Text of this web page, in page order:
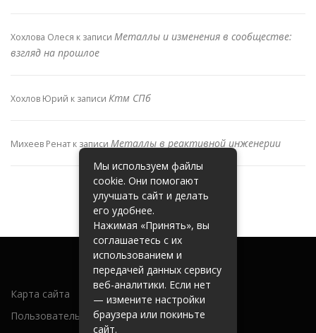
Хохлова Олеся к записи Металлы и изменения в сообществе:
взгляд на прошлое
Хохлов Юрий к записи Ктм СПб
Михеев Ренат к записи Металлы в реактивной инженерии
Карта сайта
Пользовательское соглашение
Мы используем файлы
cookie. Они помогают
улучшать сайт и делать
его удобнее.
Нажимая «Принять», вы
соглашаетесь с их
использованием и
передачей данных сервису
веб-аналитики. Если нет
— измените настройки
браузера или покиньте
сайт.